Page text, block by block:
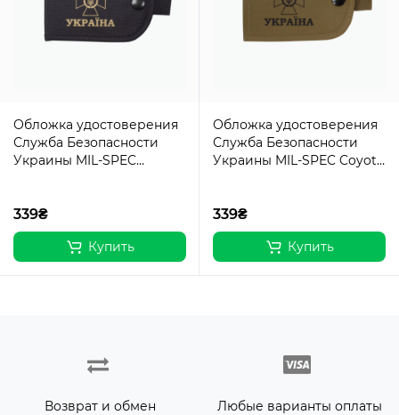
Обложка удостоверения
Служба Безопасности
Украины MIL-SPEC
339₴
Купить
Обложка удостоверения
Служба Безопасности
Украины MIL-SPEC Coyote
339₴
Купить
Возврат и обмен
Любые варианты оплаты